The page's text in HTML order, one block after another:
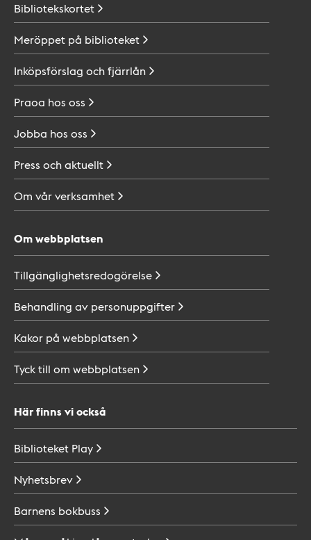
Bibliotekskortet
Meröppet på biblioteket
Inköpsförslag ochfjärrlån
Praoa hos oss
Jobba hos oss
Press ochaktuellt
Om vårverksamhet
Om webbplatsen
Tillgänglighetsredogörelse
Behandling av personuppgifter
Kakor på webbplatsen
Tyck till om webbplatsen
Här finns vi också
Biblioteket Play
Nyhetsbrev
Barnens bokbuss